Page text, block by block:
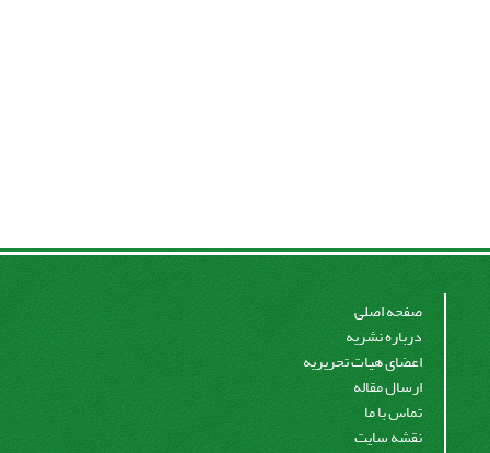
صفحه اصلی
درباره نشریه
اعضای هیات تحریریه
ارسال مقاله
تماس با ما
نقشه سایت